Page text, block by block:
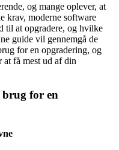
og mange oplever, at
krav, moderne software
til at opgradere, og hvilke
guide vil gennemgå de
for en opgradering, og
få mest ud af din
brug for en